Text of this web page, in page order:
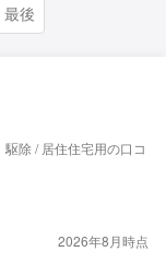
最後
除 / 居住住宅用の口コ
2026年8月時点